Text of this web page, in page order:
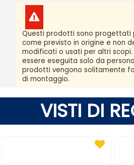
Questi prodotti sono progettati
come previsto in origine e non
modificati o usati per altri scopi.
essere eseguita solo da
prodotti vengono solitamente
di montaggio.
VISTI DI